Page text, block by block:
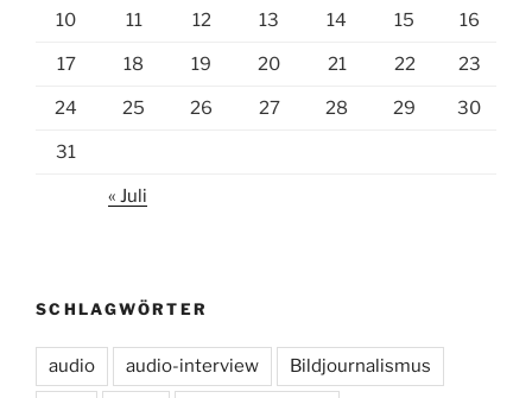
10 11 12 13 14 15 16
17 18 19 20 21 22 23
24 25 26 27 28 29 30
31
« Juli
SCHLAGWÖRTER
audio audio-interview Bildjournalismus